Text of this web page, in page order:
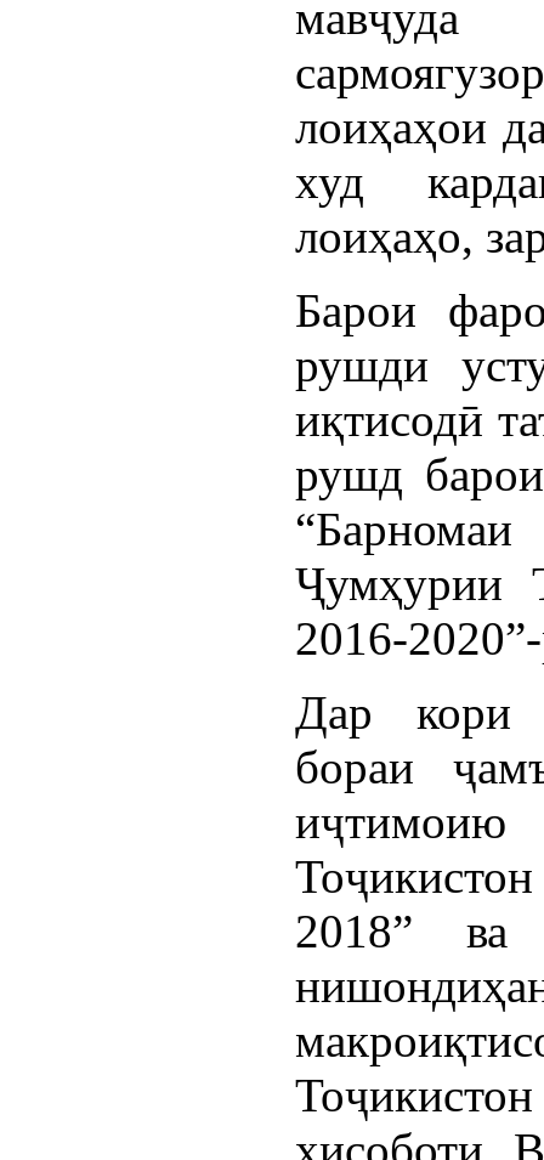
мавҷуда
лоиҳаҳои
худ
лоиҳаҳо,
Барои
рушди
иқтисодӣ
рушд
Ҷумҳурии
2016-
Дар кори
бораи
2018” ва
ҳисоботи